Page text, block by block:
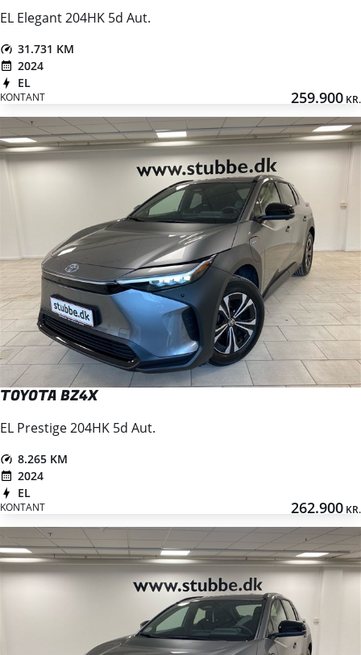
EL Elegant 204HK 5d Aut.
31.731 KM
2024
EL
KONTANT 259.900 KR.
TOYOTA BZ4X
EL Prestige 204HK 5d Aut.
8.265 KM
2024
EL
KONTANT 262.900 KR.